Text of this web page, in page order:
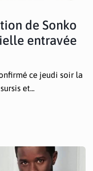
de Sonko
entravée
ce jeudi soir la
et...